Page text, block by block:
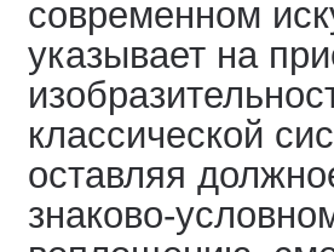
современном
указывает на
классической
оставляя
знаково-